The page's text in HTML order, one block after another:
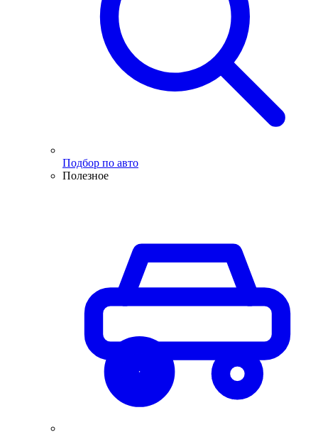
Подбор по авто
Полезное